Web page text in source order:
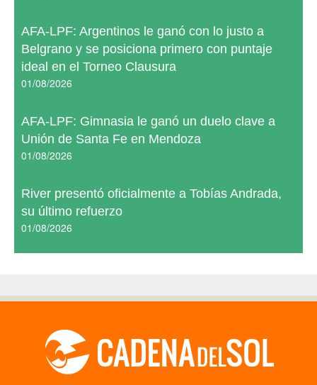
AFA-LPF: Argentinos le ganó con lo justo a
Belgrano y se posiciona primero con puntaje
ideal en el Torneo Clausura
01/08/2026
AFA-LPF: Gimnasia le ganó un duelo clave a
Unión de Santa Fe en Mendoza
01/08/2026
River presentó oficialmente a Tobías Andrada,
su último refuerzo
01/08/2026